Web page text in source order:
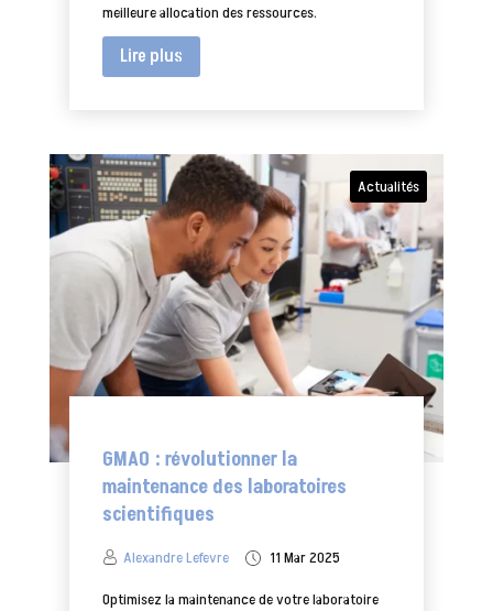
meilleure allocation des ressources.
Lire plus
Actualités
GMAO : révolutionner la
maintenance des laboratoires
scientifiques
Alexandre Lefevre
11 Mar 2025
Optimisez la maintenance de votre laboratoire